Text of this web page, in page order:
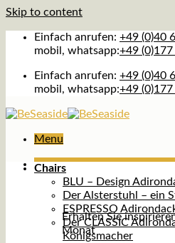
Skip to content
Einfach anrufen: +49 (0)40
mobil, whatsapp:+49
Einfach anrufen: +49 (0)40
mobil, whatsapp:+49
Menu
Erhalten Sie
Monat
Chairs
BLU – Design
Der Alsterstuhl – ein
ESPRESSO
Der CLASSIC
Königsmacher